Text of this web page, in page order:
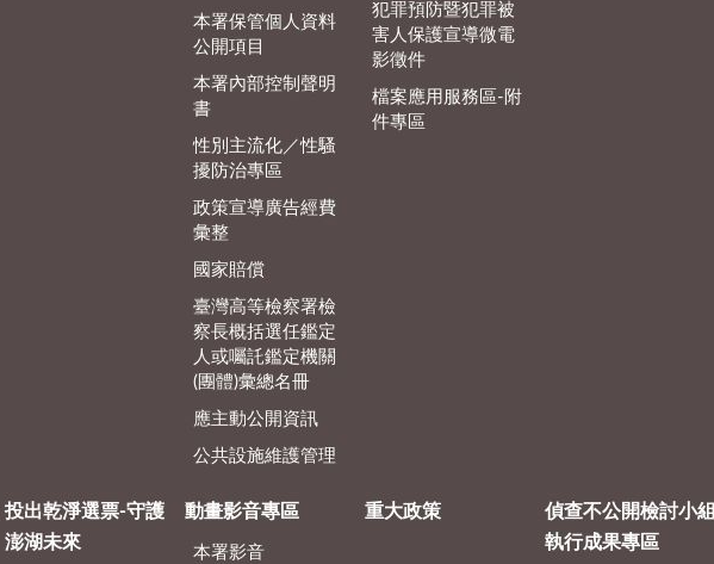
本署保管個人資料
公開項目
本署內部控制聲明
書
性別主流化／性騷
擾防治專區
政策宣導廣告經費
彙整
國家賠償
臺灣高等檢察署檢
察長概括選任鑑定
人或囑託鑑定機關
(團體)彙總名冊
應主動公開資訊
公共設施維護管理
犯罪預防暨犯罪被
害人保護宣導微電
影徵件
檔案應用服務區-附
件專區
投出乾淨選票-守護
澎湖未來
動畫影音專區
本署影音
重大政策
偵查不公開檢討小組
執行成果專區